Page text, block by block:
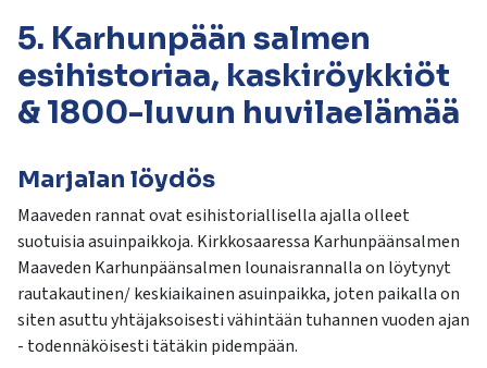
painamalla
enteriä.
Kosketuslaitteiden
käyttäjät
kosketus-
ja
pyyhkäisyliikkeitä.
Kunta ja päätöksenteko
Työ ja yrittäminen
5. Karhunpään salmen
esihistoriaa, kaskiröykkiöt
& 1800-luvun huvilaelämää
Marjalan löydös
Maaveden rannat ovat esihistoriallisella ajalla olleet
suotuisia asuinpaikkoja. Kirkkosaaressa Karhunpäänsalmen
Maaveden Karhunpäänsalmen lounaisrannalla on löytynyt
rautakautinen/ keskiaikainen asuinpaikka, joten paikalla on
siten asuttu yhtäjaksoisesti vähintään tuhannen vuoden ajan
- todennäköisesti tätäkin pidempään.